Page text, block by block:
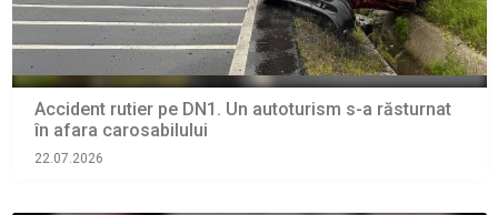
Accident rutier pe DN1. Un autoturism s-a răsturnat
în afara carosabilului
22.07.2026